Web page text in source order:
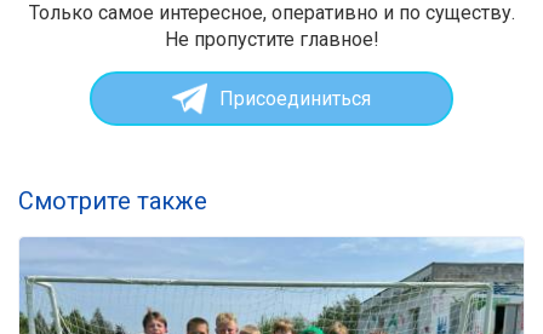
Только самое интересное, оперативно и по существу.
Не пропустите главное!
Присоединиться
Смотрите также